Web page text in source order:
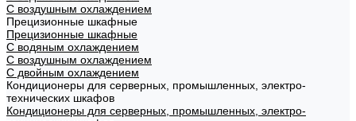
С воздушным охлаждением
Прецизионные шкафные
Прецизионные шкафные
С водяным охлаждением
С воздушным охлаждением
С двойным охлаждением
Кондиционеры для серверных, промышленных, электро-
технических шкафов
Кондиционеры для серверных, промышленных, электро-